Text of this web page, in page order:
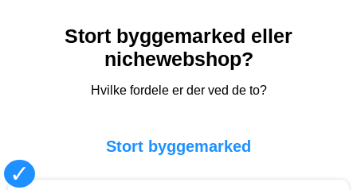
Stort byggemarked eller
nichewebshop?
Hvilke fordele er der ved de to?
Stort byggemarked
✓